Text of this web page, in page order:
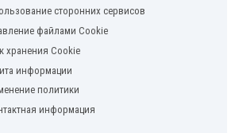
сторонних сервисов
файлами Cookie
хранения Cookie
информации
политики
информация